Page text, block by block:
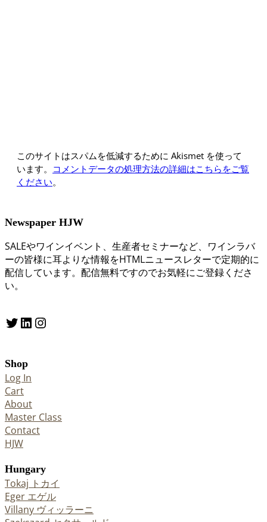
このサイトはスパムを低減するために Akismet を使って
います。 コメントデータの処理方法の詳細はこちらをご覧
ください。
Newspaper HJW
SALEやワインイベント、生産者セミナーなど、ワインラバ
ーの皆様に耳よりな情報をHTMLニュースレターで定期的に
配信しています。配信無料ですのでお気軽にご登録くださ
い。
Twitter LinkedIn Instagram
Shop
Log In
Cart
About
Master Class
Contact
HJW
Hungary
Tokaj トカイ
Eger エゲル
Villany ヴィッラーニ